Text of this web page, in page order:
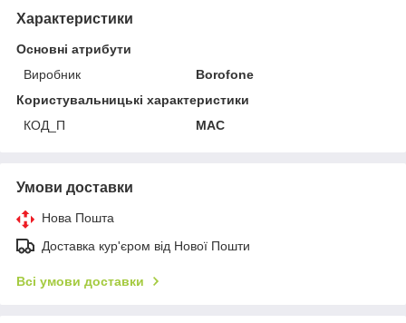
Характеристики
Основні атрибути
Виробник
Borofone
Користувальницькі характеристики
КОД_П
MAC
Умови доставки
Нова Пошта
Доставка кур'єром від Нової Пошти
Всі умови доставки